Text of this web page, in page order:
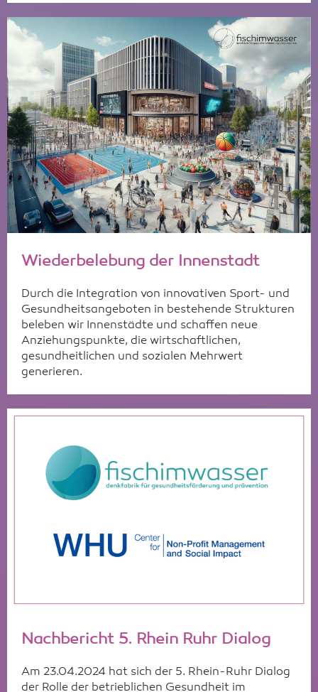
Wiederbelebung der Innenstadt
Durch die Integration von innovativen Sport- und
Gesundheitsangeboten in bestehende Strukturen
beleben wir Innenstädte und schaffen neue
Anziehungspunkte, die wirtschaftlichen,
gesundheitlichen und sozialen Mehrwert
generieren.
Nachbericht 5. Rhein Ruhr Dialog
Am 23.04.2024 hat sich der 5. Rhein-Ruhr Dialog
der Rolle der betrieblichen Gesundheit im